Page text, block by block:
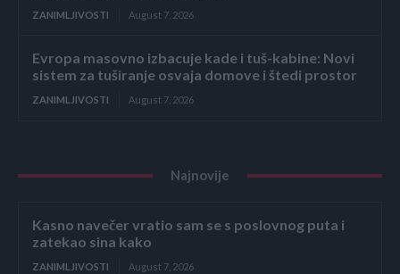
ZANIMLJIVOSTI August 7, 2026
Evropa masovno izbacuje kade i tuš-kabine: Novi
sistem za tuširanje osvaja domove i štedi prostor
ZANIMLJIVOSTI August 7, 2026
Najnovije
Kasno navečer vratio sam se s poslovnog puta i
zatekao sina kako
ZANIMLJIVOSTI August 7, 2026